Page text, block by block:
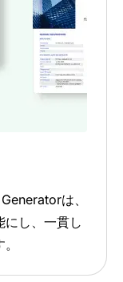
は、
にし、一貫し